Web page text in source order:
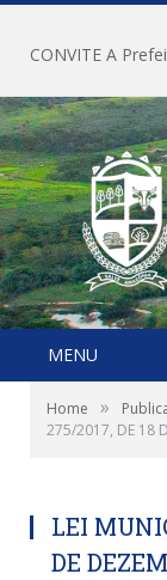
MENU
Home »
275/2017, DE 18
LEI
DE